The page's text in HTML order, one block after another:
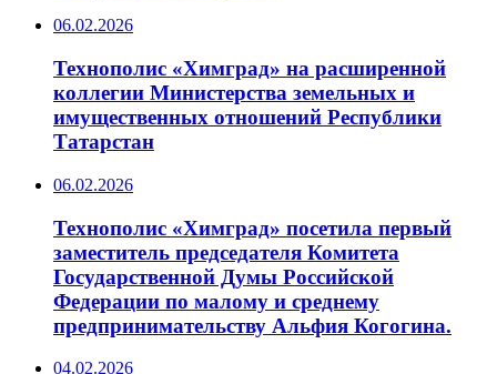
06.02.2026
Технополис «Химград» на расширенной
коллегии Министерства земельных и
имущественных отношений Республики
Татарстан
06.02.2026
Технополис «Химград» посетила первый
заместитель председателя Комитета
Государственной Думы Российской
Федерации по малому и среднему
предпринимательству Альфия Когогина.
04.02.2026